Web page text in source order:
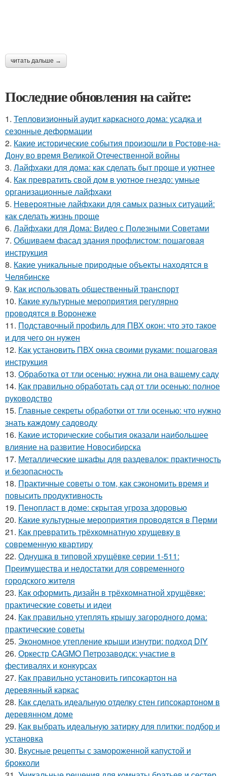
читать дальше →
Последние обновления на сайте:
1. Тепловизионный аудит каркасного дома: усадка и
сезонные деформации
2. Какие исторические события произошли в Ростове-на-
Дону во время Великой Отечественной войны
3. Лайфхаки для дома: как сделать быт проще и уютнее
4. Как превратить свой дом в уютное гнездо: умные
организационные лайфхаки
5. Невероятные лайфхаки для самых разных ситуаций:
как сделать жизнь проще
6. Лайфхаки для Дома: Видео с Полезными Советами
7. Обшиваем фасад здания профлистом: пошаговая
инструкция
8. Какие уникальные природные объекты находятся в
Челябинске
9. Как использовать общественный транспорт
10. Какие культурные мероприятия регулярно
проводятся в Воронеже
11. Подставочный профиль для ПВХ окон: что это такое
и для чего он нужен
12. Как установить ПВХ окна своими руками: пошаговая
инструкция
13. Обработка от тли осенью: нужна ли она вашему саду
14. Как правильно обработать сад от тли осенью: полное
руководство
15. Главные секреты обработки от тли осенью: что нужно
знать каждому садоводу
16. Какие исторические события оказали наибольшее
влияние на развитие Новосибирска
17. Металлические шкафы для раздевалок: практичность
и безопасность
18. Практичные советы о том, как сэкономить время и
повысить продуктивность
19. Пенопласт в доме: скрытая угроза здоровью
20. Какие культурные мероприятия проводятся в Перми
21. Как превратить трёхкомнатную хрущевку в
современную квартиру
22. Однушка в типовой хрущёвке серии 1-511:
Преимущества и недостатки для современного
городского жителя
23. Как оформить дизайн в трёхкомнатной хрущёвке:
практические советы и идеи
24. Как правильно утеплять крышу загородного дома:
практические советы
25. Экономное утепление крыши изнутри: подход DIY
26. Оркестр CAGMO Петрозаводск: участие в
фестивалях и конкурсах
27. Как правильно установить гипсокартон на
деревянный каркас
28. Как сделать идеальную отделку стен гипсокартоном в
деревянном доме
29. Как выбрать идеальную затирку для плитки: подбор и
установка
30. Вкусные рецепты с замороженной капустой и
брокколи